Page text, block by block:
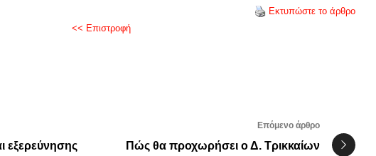
Εκτυπώστε το άρθρο
<< Επιστροφή
εξερεύνησης
Επόμενο άρθρο
Πώς θα προχωρήσει ο Δ. Τρικκαίων